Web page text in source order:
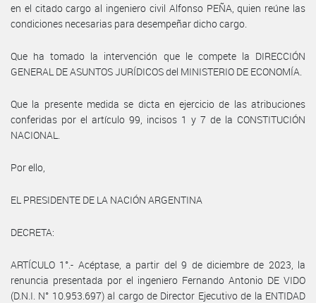
en el citado cargo al ingeniero civil Alfonso PEÑA, quien reúne las
condiciones necesarias para desempeñar dicho cargo.
Que ha tomado la intervención que le compete la DIRECCIÓN
GENERAL DE ASUNTOS JURÍDICOS del MINISTERIO DE ECONOMÍA.
Que la presente medida se dicta en ejercicio de las atribuciones
conferidas por el artículo 99, incisos 1 y 7 de la CONSTITUCIÓN
NACIONAL.
Por ello,
EL PRESIDENTE DE LA NACIÓN ARGENTINA
DECRETA:
ARTÍCULO 1°.- Acéptase, a partir del 9 de diciembre de 2023, la
renuncia presentada por el ingeniero Fernando Antonio DE VIDO
(D.N.I. N° 10.953.697) al cargo de Director Ejecutivo de la ENTIDAD